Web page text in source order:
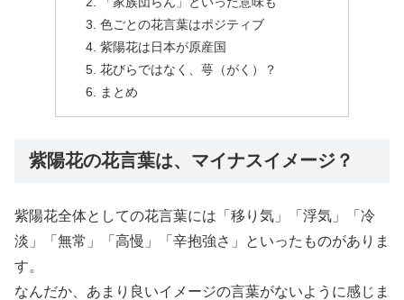
色ごとの花言葉はポジティブ
紫陽花は日本が原産国
花びらではなく、萼（がく）？
まとめ
紫陽花の花言葉は、マイナスイメージ？
紫陽花全体としての花言葉には「移り気」「浮気」「冷
淡」「無常」「高慢」「辛抱強さ」といったものがありま
す。
なんだか、あまり良いイメージの言葉がないように感じま